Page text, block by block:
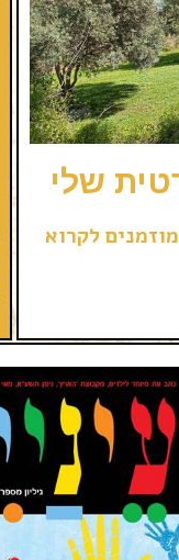
מוזמנים לקרוא